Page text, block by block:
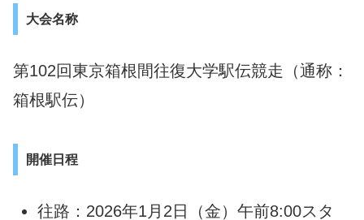
大会名称
第102回東京箱根間往復大学駅伝競走（通称：
箱根駅伝）
開催日程
往路：2026年1月2日（金）午前8:00スタ